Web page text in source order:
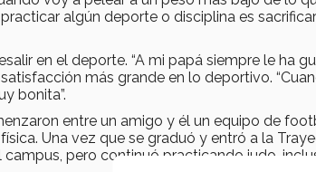
algún deporte o disciplina es
en el deporte. “A mi papá siempre le ha
más grande en lo deportivo.
bonita”.
entre un amigo y él un equipo de
Una vez que se graduó y entró a la
pero continuó practicando judo,